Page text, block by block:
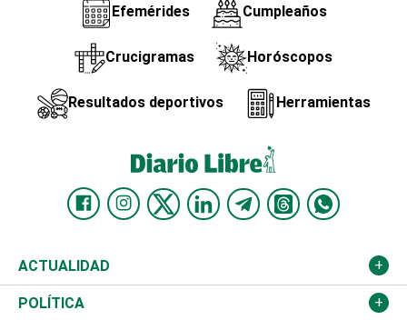
Efemérides Cumpleaños
Crucigramas Horóscopos
Resultados deportivos Herramientas
ACTUALIDAD
Nacional
POLÍTICA